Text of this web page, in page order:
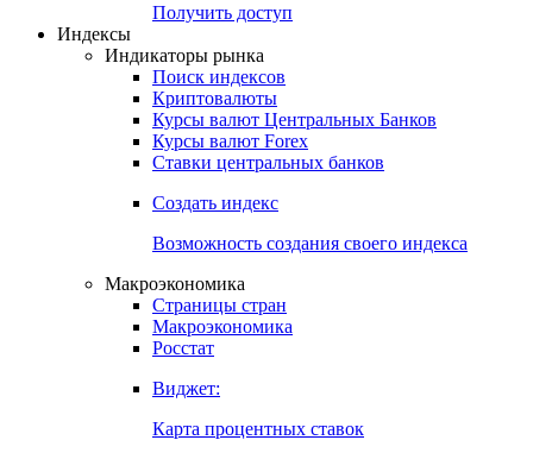
Получить доступ
Индексы
Индикаторы рынка
Поиск индексов
Криптовалюты
Курсы валют Центральных Банков
Курсы валют Forex
Ставки центральных банков
Создать индекс
Возможность создания своего индекса
Макроэкономика
Страницы стран
Макроэкономика
Росстат
Виджет:
Карта процентных ставок